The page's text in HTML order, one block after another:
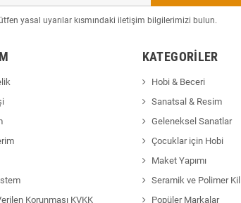
yasal uyarılar kısmındaki iletişim bilgilerimizi bulun.
Korunması KVKK
KATEGORILER
Hobi & Beceri
Sanatsal & Resim
Geleneksel Sanatlar
Çocuklar için Hobi
Maket Yapımı
Seramik ve Polimer Kil
Popüler Markalar